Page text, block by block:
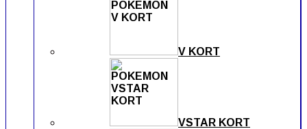
V KORT
VSTAR KORT